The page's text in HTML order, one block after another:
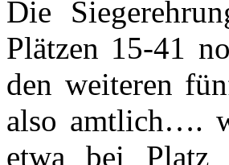
Die
Plätzen 15-41
den weiteren
also amtlich….
etwa bei Platz